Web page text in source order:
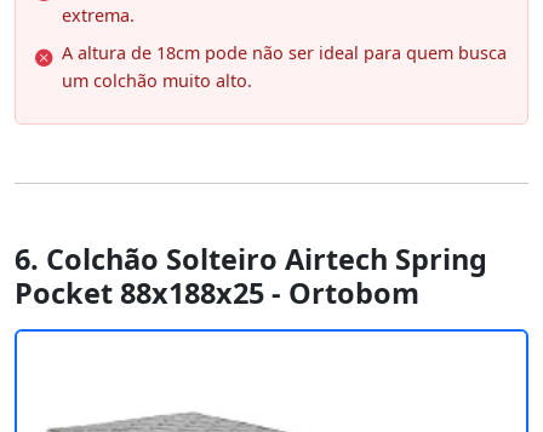
extrema.
A altura de 18cm pode não ser ideal para quem busca
um colchão muito alto.
6. Colchão Solteiro Airtech Spring
Pocket 88x188x25 - Ortobom